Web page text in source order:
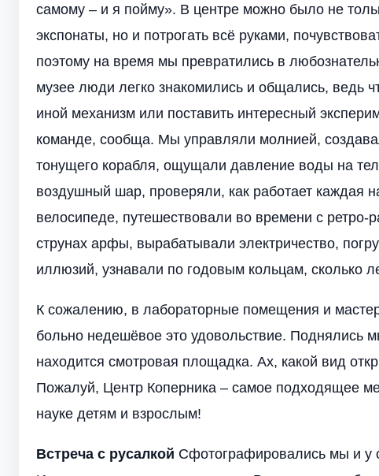
самому – и я пойму». В центре можно было не
экспонаты, но и потрогать всё руками,
поэтому на время мы превратились в
музее люди легко знакомились и общались, ведь
иной механизм или поставить интересный
команде, сообща. Мы управляли молнией,
тонущего корабля, ощущали давление воды на
воздушный шар, проверяли, как работает каждая
велосипеде, путешествовали во времени с ретро-
струнах арфы, вырабатывали электричество,
иллюзий, узнавали по годовым кольцам, сколько
К сожалению, в лабораторные помещения и
больно недешёвое это удовольствие. Поднялись
находится смотровая площадка. Ах, какой вид
Пожалуй, Центр Коперника – самое подходящее
науке детям и взрослым!
Встреча с русалкой Сфотографировались мы и у